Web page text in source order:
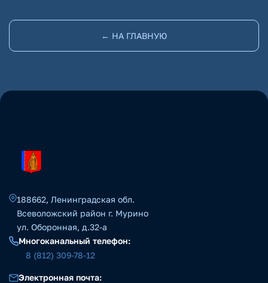
← НА ГЛАВНУЮ
188662, Ленинградская обл.
Всеволожский район г. Мурино
ул. Оборонная, д.32-а
Многоканальный телефон:
8 (812) 309-78-12
Электронная почта: